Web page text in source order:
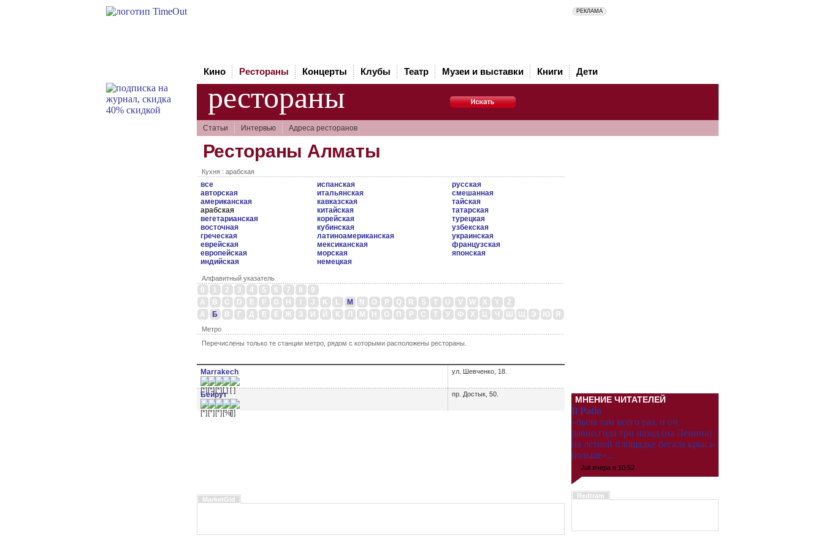
Кино Рестораны Концерты Клубы Театр Музеи и выставки Книги Дети
рестораны
Статьи Интервью Адреса ресторанов
Рестораны Алматы
Кухня : арабская
все
авторская
американская
арабская
вегетарианская
восточная
греческая
еврейская
европейская
индийская
испанская
итальянская
кавказская
китайская
корейская
кубинская
латиноамериканская
мексиканская
морская
немецкая
русская
смешанная
тайская
татарская
турецкая
узбекская
украинская
французская
японская
Алфавитный указатель
0 1 2 3 4 5 6 7 8
9
A
B C D E F G H J K L M N O P Q R S T U V W X Y
Z
А
Б В Г Д Е Ё Ж З И Й К Л М Н О П Р С Т У Ф Х Ц Ч Ш Щ Э Ю Я
Метро
Перечислены только те станции метро, рядом с которыми расположены рестораны.
Marrakech ул. Шевченко, 18.
Бейрут пр. Достык, 50.
MarketGid
МНЕНИЕ ЧИТАТЕЛЕЙ
Il Patio
«была там всего раз, и оч
давно,года три назад (на Ленина)
на летней площадке бегала крыса-
больше»...
Juliвчера в 10:52
Redtram